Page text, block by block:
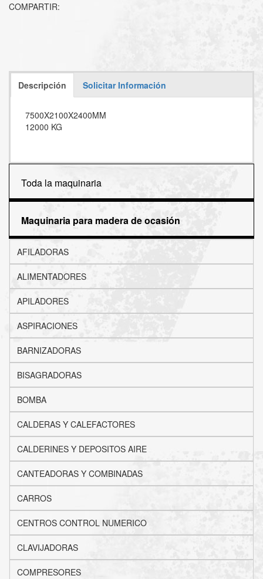
COMPARTIR:
Descripción Solicitar Información
7500X2100X2400MM
12000 KG
Toda la maquinaria
Maquinaria para madera de ocasión
AFILADORAS
ALIMENTADORES
APILADORES
ASPIRACIONES
BARNIZADORAS
BISAGRADORAS
BOMBA
CALDERAS Y CALEFACTORES
CALDERINES Y DEPOSITOS AIRE
CANTEADORAS Y COMBINADAS
CARROS
CENTROS CONTROL NUMERICO
CLAVIJADORAS
COMPRESORES